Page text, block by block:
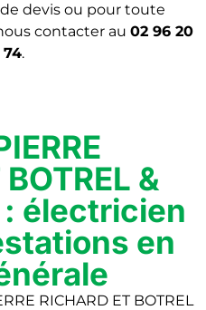
devis ou pour toute
contacter au 02 96 20
74.
&
: électricien
en
RICHARD ET BOTREL